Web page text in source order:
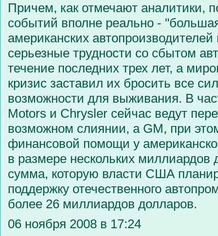
Причем, как отмечают аналитики,
событий вполне реально -
американских
серьезные трудности со сбытом
течение последних трех лет, а
кризис заставил их бросить все
возможности для выживания. В
Motors и Chrysler сейчас ведут
возможном слиянии, а GM, при
финансовой помощи у
в размере нескольких
сумма, которую власти США
поддержку отечественного
более 26 миллиардов долларов.
06 ноября 2008 в 17:24